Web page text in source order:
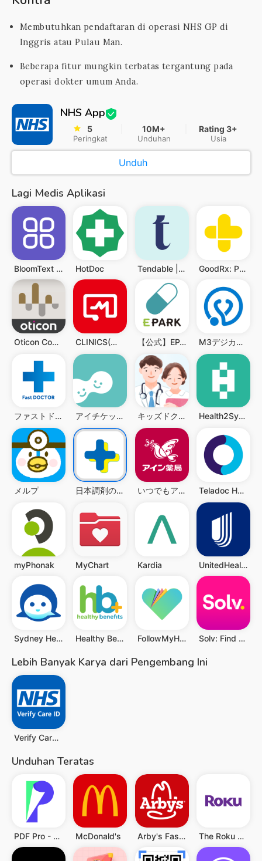
Membutuhkan pendaftaran di operasi NHS GP di
Inggris atau Pulau Man.
Beberapa fitur mungkin terbatas tergantung pada
operasi dokter umum Anda.
NHS App
5
Peringkat
10M+
Unduhan
Rating 3+
Usia
Unduh
Lagi Medis Aplikasi
BloomText HIPAA Compliant Chat HotDoc Tendable | Healthcare Audits GoodRx: Prescription Coupons
Oticon Companion CLINICS(クリニクス) オンライン診療・服薬指導アプリ 【公式】EPARKお薬手帳-ポイントも貯まる M3デジカルスマート診察券
ファストドクター：救急の診療 アイチケット - 予約で待たずに病院へ キッズドクター：子供・子育てに寄りそうオンライン診療アプリ Health2Sync - Diabetes Tracker
メルプ 日本調剤のお薬手帳プラス-処方箋送信・お薬情報をアプリで管理 いつでもアイン薬局 Teladoc Health
myPhonak MyChart Kardia UnitedHealthcare
Sydney Health Healthy Benefits+ FollowMyHealth® Solv: Find Quality Doctor Care
Lebih Banyak Karya dari Pengembang Ini
Verify Care ID
Unduhan Teratas
PDF Pro - Reader & Maker McDonald's Arby's Fast Food Sandwiches The Roku App (Official)